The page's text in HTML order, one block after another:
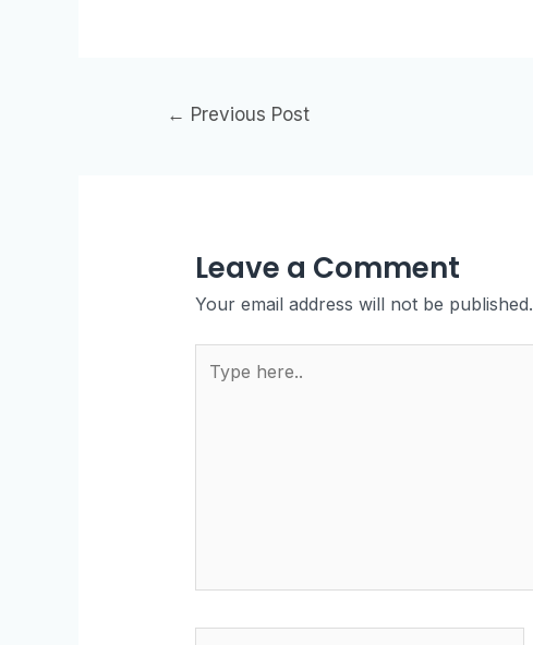
← Previous Post
Leave a Comment
Your email address will not be published.